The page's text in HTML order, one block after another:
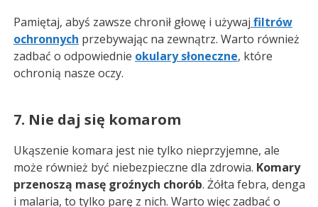
Pamiętaj, abyś zawsze chronił głowę i używaj filtrów
ochronnych przebywając na zewnątrz. Warto również
zadbać o odpowiednie okulary słoneczne, które
ochronią nasze oczy.
7. Nie daj się komarom
Ukąszenie komara jest nie tylko nieprzyjemne, ale
może również być niebezpieczne dla zdrowia. Komary
przenoszą masę groźnych chorób. Żółta febra, denga
i malaria, to tylko parę z nich. Warto więc zadbać o